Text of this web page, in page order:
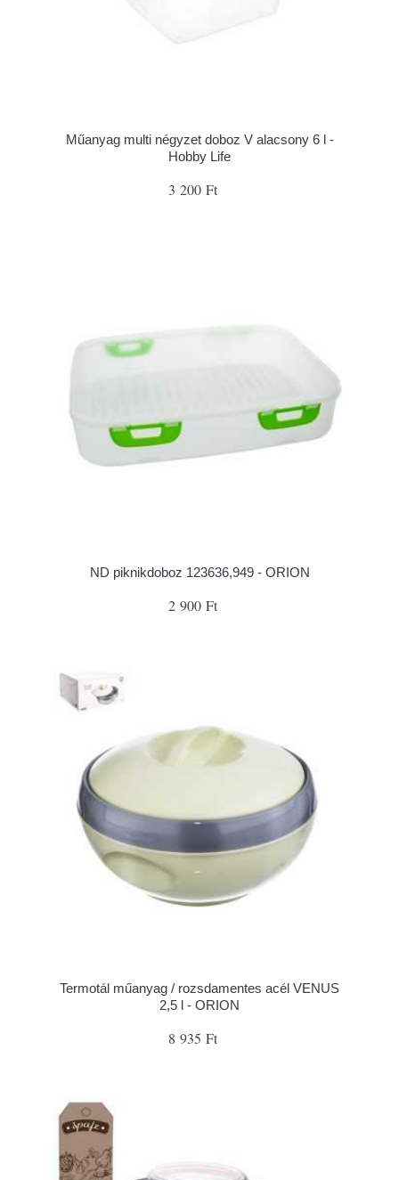
Műanyag multi négyzet doboz V alacsony 6 l -
Hobby Life
3 200 Ft
ND piknikdoboz 123636,949 - ORION
2 900 Ft
Termotál műanyag / rozsdamentes acél VENUS
2,5 l - ORION
8 935 Ft